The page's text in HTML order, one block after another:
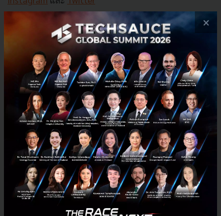
computer western-digital content-creator
No comment
×